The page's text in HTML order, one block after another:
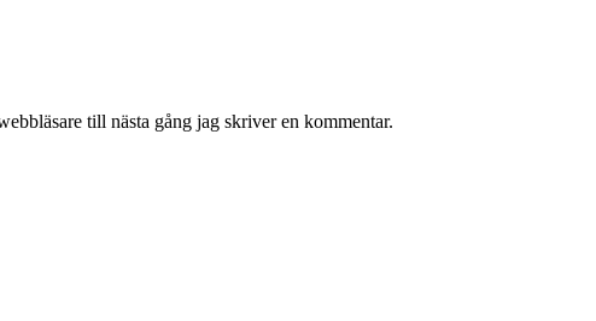
till nästa gång jag skriver en kommentar.